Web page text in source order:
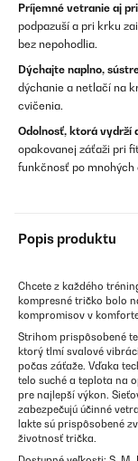
Príjemné vetranie aj
podpazuší a pri krku
bez nepohodlia.
Dýchajte naplno,
dýchanie a netlačí na
cvičenia.
Odolnosť, ktorá vydrží
opakovanej záťaži pri
funkčnosť po mnohých
Popis produktu
Chcete z každého
kompresné tričko bolo
kompromisov v
Strihom prispôsobené
ktorý tlmí svalové
počas záťaže. Vďaka
telo suché a teplota na
pre najlepší výkon.
zabezpečujú účinné
lakte sú prispôsobené
životnosť trička.